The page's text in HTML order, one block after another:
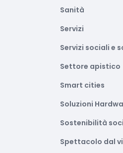
Sanità
Servizi
Servizi sociali e
Settore apistico
Smart cities
Soluzioni
Sostenibilità
Spettacolo dal